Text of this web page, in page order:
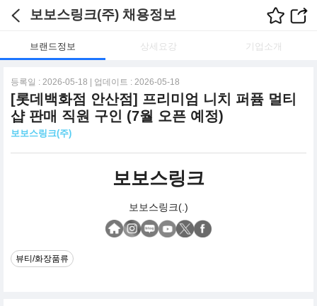
보보스링크(주) 채용정보
브랜드정보 상세요강 기업소개
등록일 : 2026-05-18 | 업데이트 : 2026-05-18
[롯데백화점 안산점] 프리미엄 니치 퍼퓸 멀티
샵 판매 직원 구인 (7월 오픈 예정)
보보스링크(주)
보보스링크
보보스링크(.)
뷰티/화장품류